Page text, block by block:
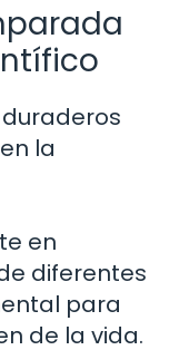
la
en
diferentes
para
de la vida.